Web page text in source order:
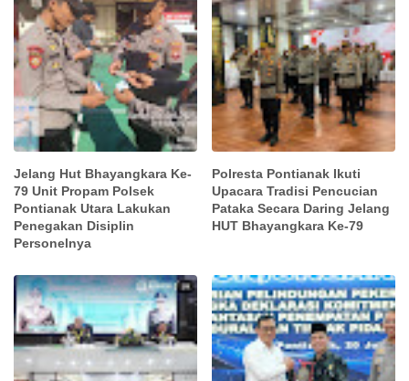
Jelang Hut Bhayangkara Ke-
79 Unit Propam Polsek
Pontianak Utara Lakukan
Penegakan Disiplin
Personelnya
Polresta Pontianak Ikuti
Upacara Tradisi Pencucian
Pataka Secara Daring Jelang
HUT Bhayangkara Ke-79